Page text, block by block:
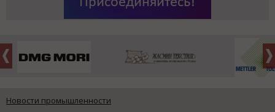
Новости промышленности